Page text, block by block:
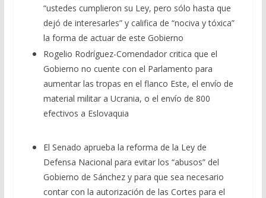
“ustedes cumplieron su Ley, pero sólo hasta que
dejó de interesarles” y califica de “nociva y tóxica”
la forma de actuar de este Gobierno
Rogelio Rodríguez-Comendador critica que el
Gobierno no cuente con el Parlamento para
aumentar las tropas en el flanco Este, el envío de
material militar a Ucrania, o el envío de 800
efectivos a Eslovaquia
El Senado aprueba la reforma de la Ley de
Defensa Nacional para evitar los “abusos” del
Gobierno de Sánchez y para que sea necesario
contar con la autorización de las Cortes para el